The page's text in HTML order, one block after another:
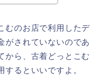
むのお店で利用したデ
がされていないのであ
から、古着どっとこむ
るといいですよ。